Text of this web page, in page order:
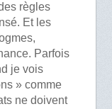
règles
Et les
Parfois
je vois
» comme
ne doivent